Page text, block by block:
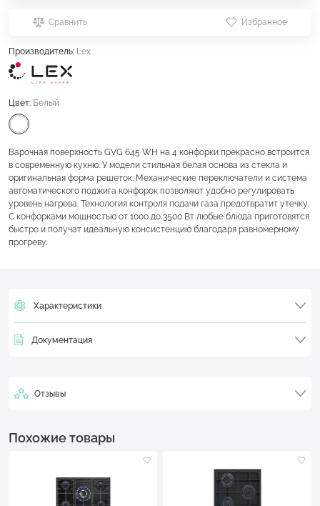
Сравнить Избранное
Производитель: Lex
Цвет: Белый
Варочная поверхность GVG 645 WH на 4 конфорки прекрасно встроится
в современную кухню. У модели стильная белая основа из стекла и
оригинальная форма решеток. Механические переключатели и система
автоматического поджига конфорок позволяют удобно регулировать
уровень нагрева. Технология контроля подачи газа предотвратит утечку.
С конфорками мощностью от 1000 до 3500 Вт любые блюда приготовятся
быстро и получат идеальную консистенцию благодаря равномерному
прогреву.
Характеристики
Документация
Отзывы
Похожие товары